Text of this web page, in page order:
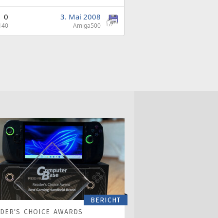
0 3. Mai 2008
Amiga500
BERICHT
CHOICE AWARDS